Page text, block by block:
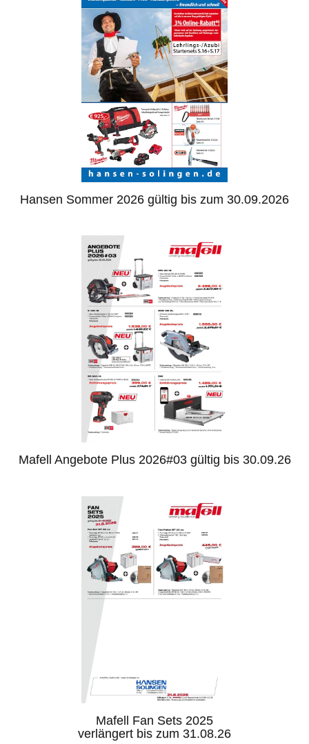
Hansen Sommer 2026 gültig bis zum 30.09.2026
Mafell Angebote Plus 2026#03 gültig bis 30.09.26
Mafell Fan Sets 2025
verlängert bis zum 31.08.26